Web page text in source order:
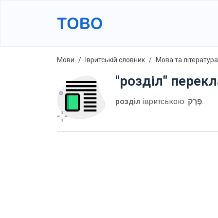
Мови Івритській словник Мова та література
"розділ"
розділ івритською: פֶּרֶק.